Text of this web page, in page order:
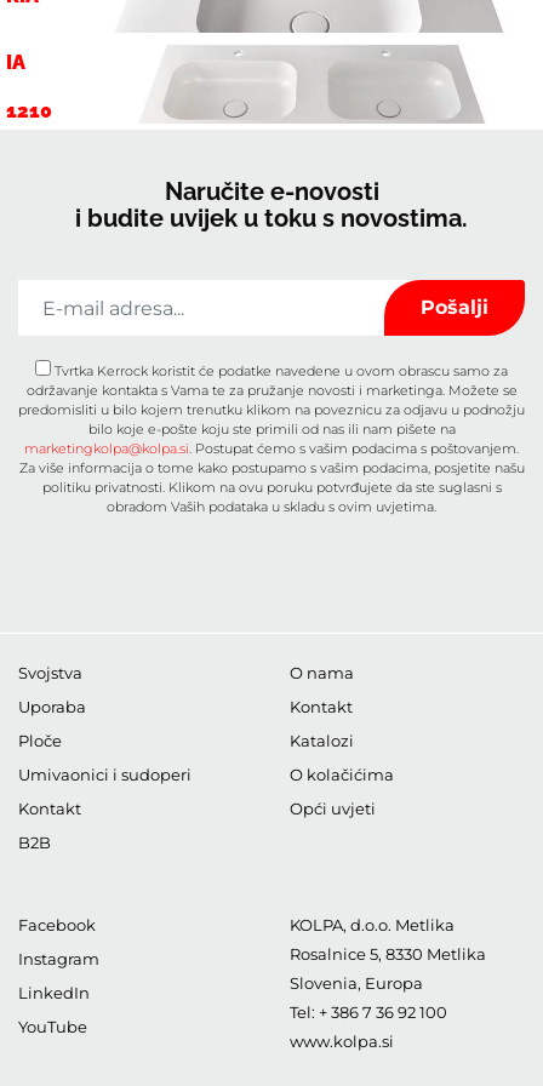
IA
1210
Naručite e-novosti
i budite uvijek u toku s novostima.
Tvrtka Kerrock koristit će podatke navedene u ovom obrascu samo za
održavanje kontakta s Vama te za pružanje novosti i marketinga. Možete se
predomisliti u bilo kojem trenutku klikom na poveznicu za odjavu u podnožju
bilo koje e-pošte koju ste primili od nas ili nam pišete na
marketingkolpa@kolpa.si. Postupat ćemo s vašim podacima s poštovanjem.
Za više informacija o tome kako postupamo s vašim podacima, posjetite našu
politiku privatnosti. Klikom na ovu poruku potvrđujete da ste suglasni s
obradom Vaših podataka u skladu s ovim uvjetima.
Svojstva
Uporaba
Ploče
Umivaonici i sudoperi
Kontakt
B2B
O nama
Kontakt
Katalozi
O kolačićima
Opći uvjeti
Facebook
Instagram
LinkedIn
YouTube
KOLPA, d.o.o. Metlika
Rosalnice 5, 8330 Metlika
Slovenia, Europa
Tel: + 386 7 36 92 100
www.kolpa.si